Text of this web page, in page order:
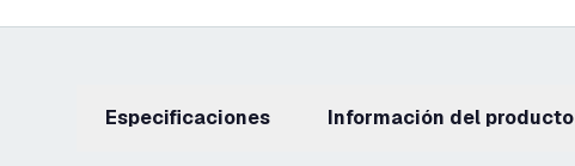
Especificaciones información del producto